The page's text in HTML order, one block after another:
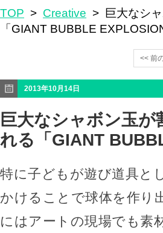
TOP > Creative > 巨大なシ
「GIANT BUBBLE
<< 前
2013年10月14日
巨大なシャボン玉
れる「GIANT
特に子どもが遊び道具と
かけることで球体を作り
にはアートの現場でも素